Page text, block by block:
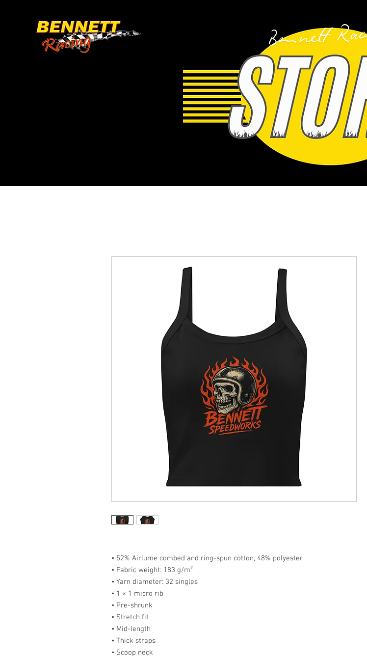
• 52% Airlume combed and ring-spun cotton, 48% polyester
• Fabric weight: 183 g/m²
• Yarn diameter: 32 singles
• 1 × 1 micro rib
• Pre-shrunk
• Stretch fit
• Mid-length
• Thick straps
• Scoop neck